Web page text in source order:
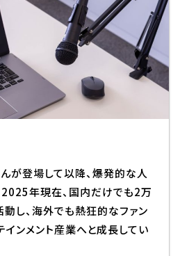
が登場して以降、爆発的な人
年現在、国内だけでも2万
し、海外でも熱狂的なファン
ンメント産業へと成長してい